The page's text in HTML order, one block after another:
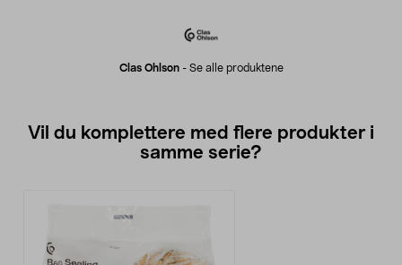
Clas Ohlson- Se alle produktene
Vil du komplettere med flere produkter i
samme serie?